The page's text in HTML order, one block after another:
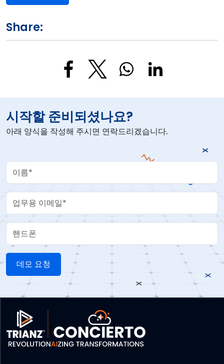
Share:
시작할 준비되셨나요?
아래 양식을 작성해 주시면 연락드리겠습니다.
Your Name
Work Email
핸드폰